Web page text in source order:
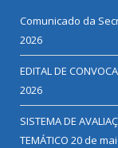
Comunicado da
2026
EDITAL DE
2026
SISTEMA DE
TEMÁTICO 20 de